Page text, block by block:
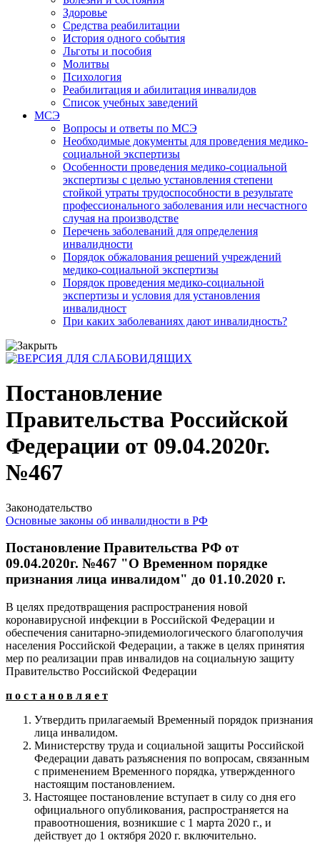
Здоровье
Средства реабилитации
История одного события
Льготы и пособия
Молитвы
Психология
Реабилитация и абилитация инвалидов
Список учебных заведений
МСЭ
Вопросы и ответы по МСЭ
Необходимые документы для проведения медико-
социальной экспертизы
Особенности проведения медико-социальной
экспертизы с целью установления степени
стойкой утраты трудоспособности в результате
профессионального заболевания или несчастного
случая на производстве
Перечень заболеваний для определения
инвалидности
Порядок обжалования решений учреждений
медико-социальной экспертизы
Порядок проведения медико-социальной
экспертизы и условия для установления
инвалидност
При каких заболеваниях дают инвалидность?
Постановление
Правительства Российской
Федерации от 09.04.2020г.
№467
Законодательство
Основные законы об инвалидности в РФ
Постановление Правительства РФ от
09.04.2020г. №467 "О Временном порядке
признания лица инвалидом" до 01.10.2020 г.
В целях предотвращения распространения новой
коронавирусной инфекции в Российской Федерации и
обеспечения санитарно-эпидемиологического благополучия
населения Российской Федерации, а также в целях принятия
мер по реализации прав инвалидов на социальную защиту
Правительство Российской Федерации
п о с т а н о в л я е т
Утвердить прилагаемый Временный порядок признания
лица инвалидом.
Министерству труда и социальной защиты Российской
Федерации давать разъяснения по вопросам, связанным
с применением Временного порядка, утвержденного
настоящим постановлением.
Настоящее постановление вступает в силу со дня его
официального опубликования, распространяется на
правоотношения, возникшие с 1 марта 2020 г., и
действует до 1 октября 2020 г. включительно.